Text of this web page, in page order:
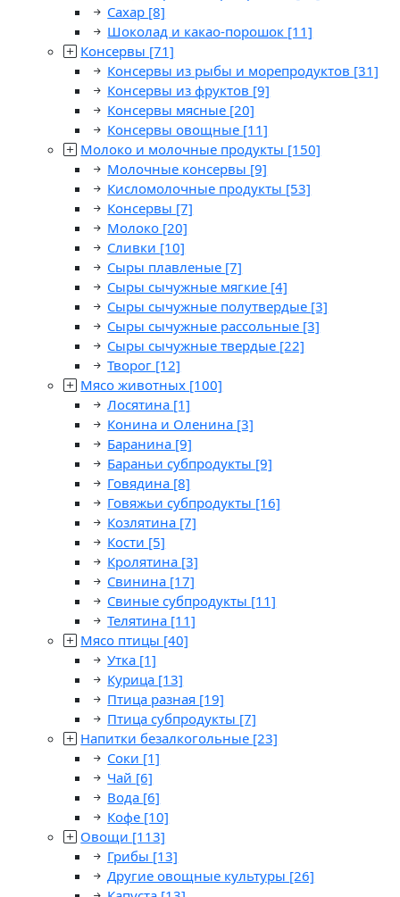
Сахар [8]
Шоколад и какао-порошок [11]
Консервы [71]
Консервы из рыбы и морепродуктов [31]
Консервы из фруктов [9]
Консервы мясные [20]
Консервы овощные [11]
Молоко и молочные продукты [150]
Молочные консервы [9]
Кисломолочные продукты [53]
Консервы [7]
Молоко [20]
Сливки [10]
Сыры плавленые [7]
Сыры сычужные мягкие [4]
Сыры сычужные полутвердые [3]
Сыры сычужные рассольные [3]
Сыры сычужные твердые [22]
Творог [12]
Мясо животных [100]
Лосятина [1]
Конина и Оленина [3]
Баранина [9]
Бараньи субпродукты [9]
Говядина [8]
Говяжьи субпродукты [16]
Козлятина [7]
Кости [5]
Кролятина [3]
Свинина [17]
Свиные субпродукты [11]
Телятина [11]
Мясо птицы [40]
Утка [1]
Курица [13]
Птица разная [19]
Птица субпродукты [7]
Напитки безалкогольные [23]
Соки [1]
Чай [6]
Вода [6]
Кофе [10]
Овощи [113]
Грибы [13]
Другие овощные культуры [26]